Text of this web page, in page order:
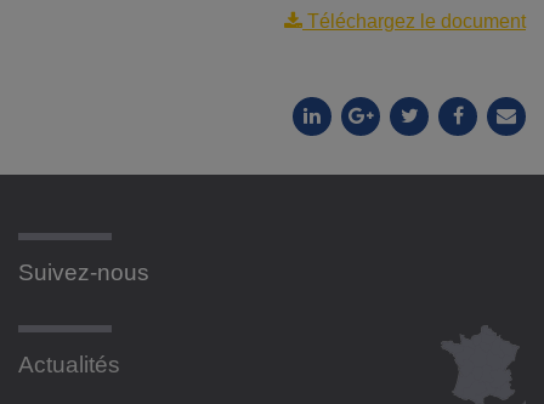
Téléchargez le document
Suivez-nous
Actualités